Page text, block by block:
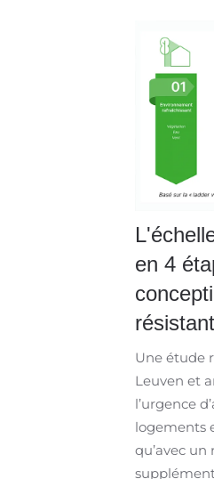
en 4
Une étude
Leuven et
l’urgence
logements
qu’avec